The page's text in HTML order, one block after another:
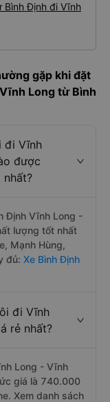
Bình Định đi Vĩnh
gặp khi đặt
Long từ Bình
đi Vĩnh
được
Định Vĩnh Long -
lượng tốt nhất
Mạnh Hùng,
đủ: Xe Bình Định
đi Vĩnh
rẻ nhất?
Long - Vĩnh
giá là 740.000
Xem danh sách